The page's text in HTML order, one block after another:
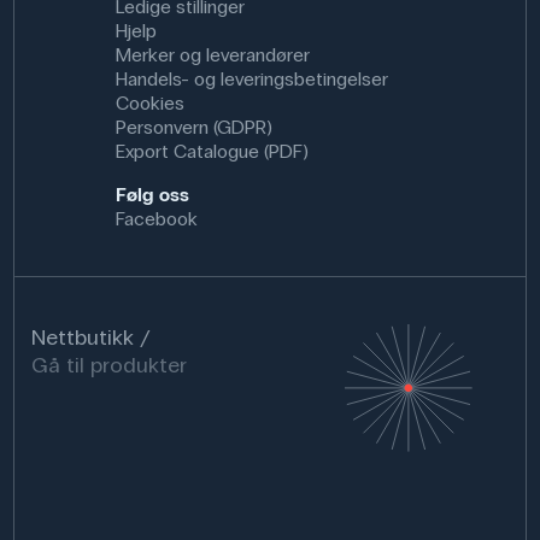
Ledige stillinger
Hjelp
Merker og leverandører
Handels- og leveringsbetingelser
Cookies
Personvern (GDPR)
Export Catalogue (PDF)
Følg oss
Facebook
Nettbutikk
Gå til produkter